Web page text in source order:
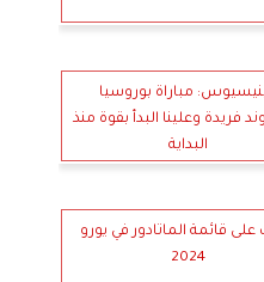
مباراة بوروسيا
فريدة وعلينا البدأ بقوة منذ
البداية
قائمة الماتادور في يورو
2024